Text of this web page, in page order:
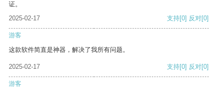
证。
2025-02-17
支持[0] 反对[0]
游客
这款软件简直是神器，解决了我所有问题。
2025-02-17 支持[0] 反对[0]
游客